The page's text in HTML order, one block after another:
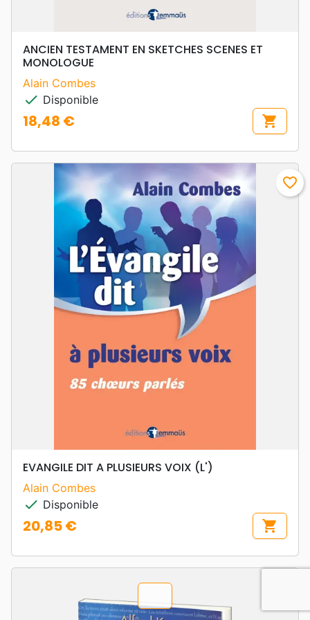
ANCIEN TESTAMENT EN SKETCHES SCENES ET
MONOLOGUE
Alain Combes
check Disponible
Prix
18,48 € shopping_cart
favorite_border
EVANGILE DIT A PLUSIEURS VOIX (L')
Alain Combes
check Disponible
Prix
20,85 € shopping_cart